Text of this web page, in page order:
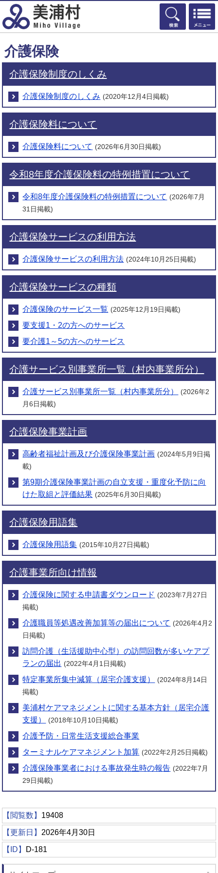
検索
介護保険
介護保険制度のしくみ
介護保険制度のしくみ (2020年12月4日掲載)
介護保険料について
介護保険料について (2026年6月30日掲載)
令和8年度介護保険料の特例措置について
令和8年度介護保険料の特例措置について (2026年7月
31日掲載)
介護保険サービスの利用方法
介護保険サービスの利用方法 (2024年10月25日掲載)
介護保険サービスの種類
介護保険のサービス一覧 (2025年12月19日掲載)
要支援1・2の方へのサービス
要介護1～5の方へのサービス
介護サービス別事業所一覧（村内事業所分）
介護サービス別事業所一覧（村内事業所分）
(2026年2
月6日掲載)
介護保険事業計画
高齢者福祉計画及び介護保険事業計画 (2024年5月9日掲
載)
第9期介護保険事業計画の自立支援・重度化予防に向
けた取組と評価結果 (2025年6月30日掲載)
介護保険用語集
介護保険用語集 (2015年10月27日掲載)
介護事業所向け情報
介護保険に関する申請書ダウンロード (2023年7月27日
掲載)
介護職員等処遇改善加算等の届出について (2026年4月2
日掲載)
訪問介護（生活援助中心型）の訪問回数が多いケアプ
ランの届出 (2022年4月1日掲載)
特定事業所集中減算（居宅介護支援）
(2024年8月14日
掲載)
美浦村ケアマネジメントに関する基本方針（居宅介護
支援）
(2018年10月10日掲載)
介護予防・日常生活支援総合事業
ターミナルケアマネジメント加算 (2022年2月25日掲載)
介護保険事業者における事故発生時の報告 (2022年7月
29日掲載)
【閲覧数】 19408
【更新日】 2026年4月30日
【ID】 D-181